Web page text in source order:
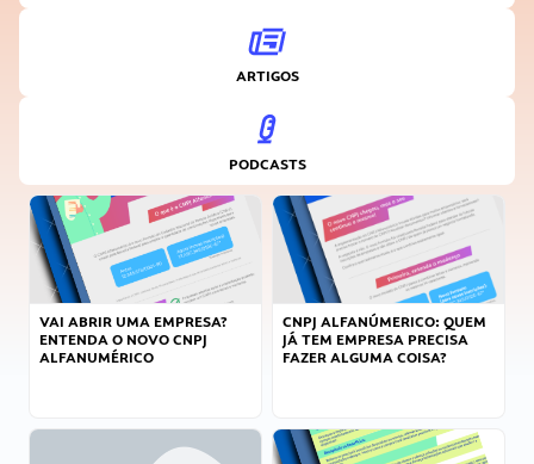
ARTIGOS
PODCASTS
VAI ABRIR UMA EMPRESA?
ENTENDA O NOVO CNPJ
ALFANUMÉRICO
CNPJ ALFANÚMERICO: QUEM
JÁ TEM EMPRESA PRECISA
FAZER ALGUMA COISA?